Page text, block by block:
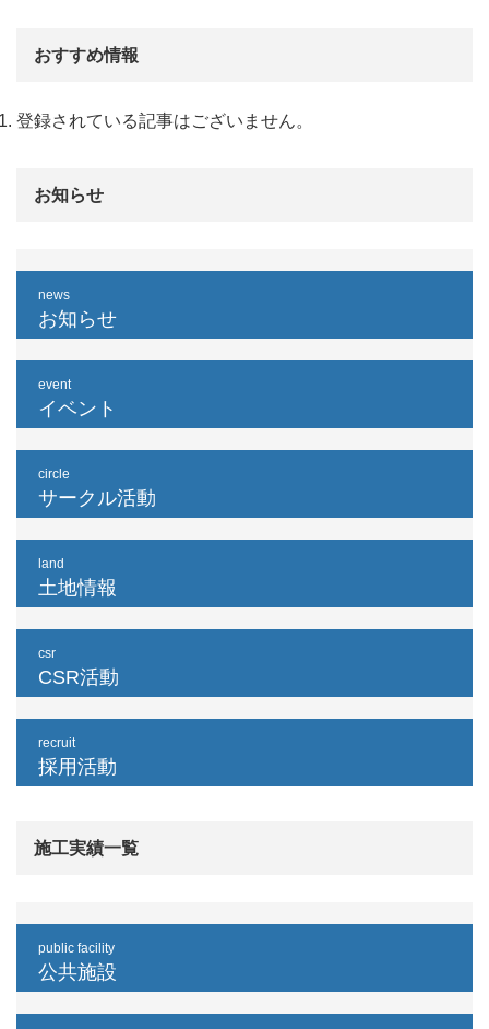
おすすめ情報
登録されている記事はございません。
お知らせ
news
お知らせ
event
イベント
circle
サークル活動
land
土地情報
csr
CSR活動
recruit
採用活動
施工実績一覧
public facility
公共施設